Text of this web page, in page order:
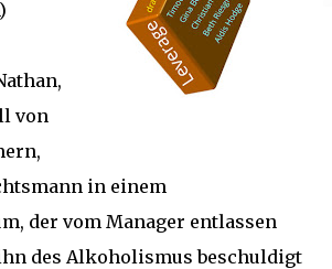
von
in einem
der vom Manager entlassen
des Alkoholismus beschuldigt